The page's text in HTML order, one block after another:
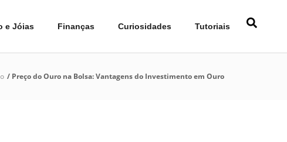
e Jóias Finanças Curiosidades Tutoriais
/ Preço do Ouro na Bolsa: Vantagens do Investimento em Ouro